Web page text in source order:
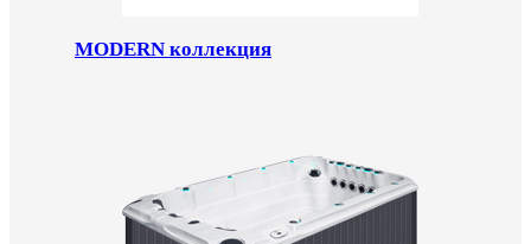
MODERN коллекция